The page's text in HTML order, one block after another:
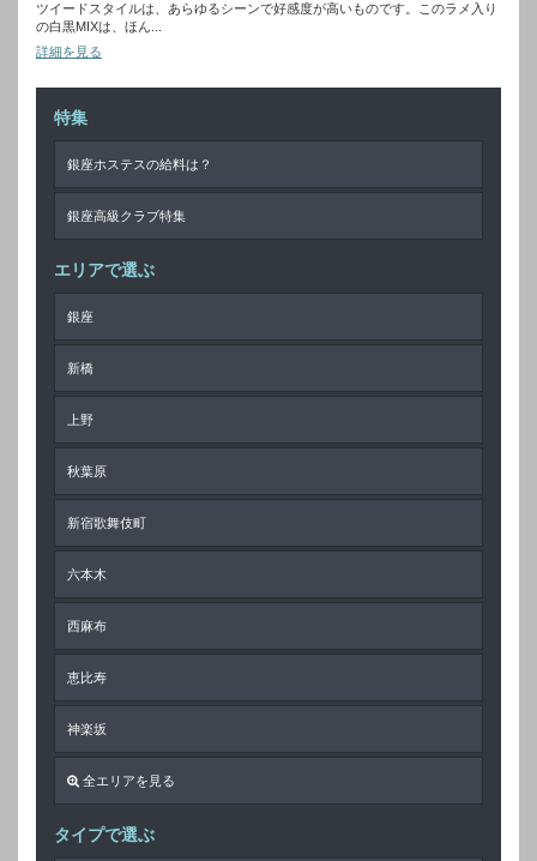
ツイードスタイルは、あらゆるシーンで好感度が高いものです。このラメ入り
の白黒MIXは、ほん...
詳細を見る
特集
銀座ホステスの給料は？
銀座高級クラブ特集
エリアで選ぶ
銀座
新橋
上野
秋葉原
新宿歌舞伎町
六本木
西麻布
恵比寿
神楽坂
全エリアを見る
タイプで選ぶ